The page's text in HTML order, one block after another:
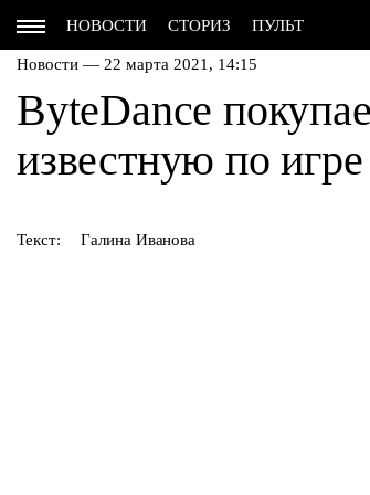
НОВОСТИ СТОРИЗ ПУЛЬТ
Новости — 22 марта 2021, 14:15
ByteDance
известную по
Текст: Галина Иванова